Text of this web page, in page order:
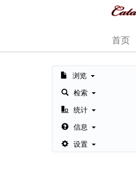
首页
浏览
检索
统计
信息
设置